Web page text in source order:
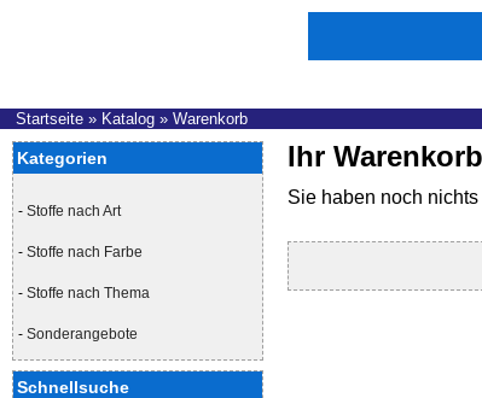
Startseite » Katalog » Warenkorb
Kategorien
- Stoffe nach Art
- Stoffe nach Farbe
- Stoffe nach Thema
- Sonderangebote
Schnellsuche
Ihr
Sie haben noch